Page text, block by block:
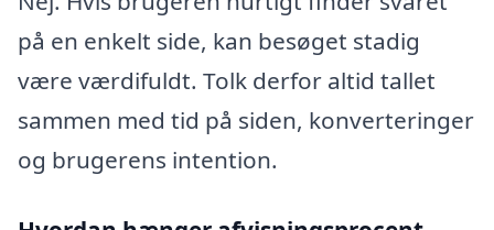
på en enkelt side, kan besøget stadig
være værdifuldt. Tolk derfor altid tallet
sammen med tid på siden, konverteringer
og brugerens intention.